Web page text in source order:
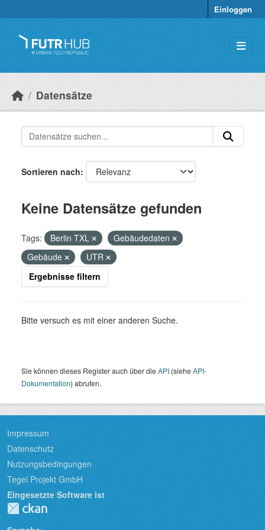
Einloggen
Datensätze
Sortieren nach
Keine Datensätze gefunden
Tags: Berlin TXL
Gebäudedaten
Gebäude
UTR
Ergebnisse filtern
Bitte versuch es mit einer anderen Suche.
Sie können dieses Register auch über dieAPI (sieheAPI-
Dokumentation) abrufen.
Impressum
Datenschutz
Nutzungsbedingungen
Tegel Projekt GmbH
Eingesetzte Software ist